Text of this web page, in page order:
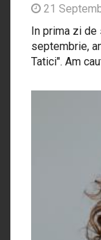
21
In prima zi de
septembrie,
Tatici". Am